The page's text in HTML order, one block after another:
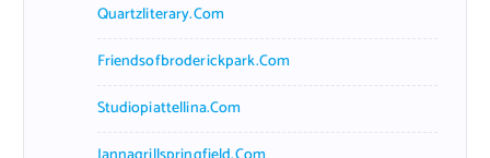
Quartzliterary.com
Friendsofbroderickpark.com
Studiopiattellina.com